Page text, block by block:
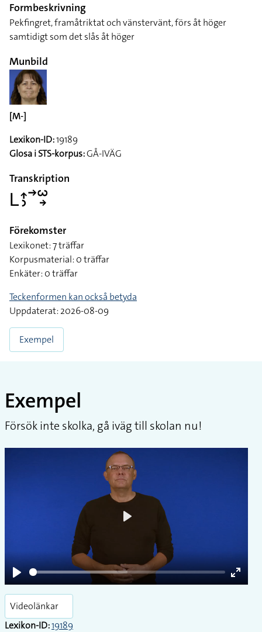
Formbeskrivning
Pekfingret, framåtriktat och vänstervänt, förs åt höger
samtidigt som det slås åt höger
Munbild
[M-]
Lexikon-ID:19189
Glosa i STS-korpus:GÅ-IVÄG
Transkription
􌥈􌤴􌤶􌥣􌥱􌥽
Förekomster
Lexikonet: 7 träffar
Korpusmaterial: 0 träffar
Enkäter: 0 träffar
Teckenformen kan också betyda
Uppdaterat: 2026-08-09
Exempel
Exempel
Försök inte skolka, gå iväg till skolan nu!
Play
Enter
Videolänkar
Lexikon-ID:19189